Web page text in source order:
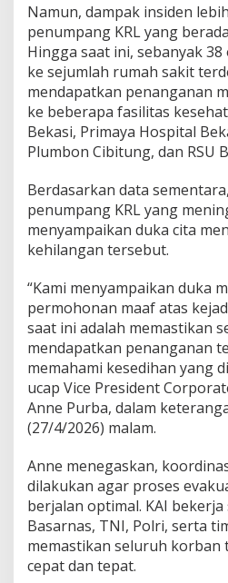
Namun, dampak insiden
penumpang KRL yang
Hingga saat ini, sebanyak
ke sejumlah rumah sakit
mendapatkan penanganan
ke beberapa fasilitas
Bekasi, Primaya Hospital
Plumbon Cibitung, dan RSU
Berdasarkan data
penumpang KRL yang
menyampaikan duka cita
kehilangan tersebut.
“Kami menyampaikan duka
permohonan maaf atas
saat ini adalah memastikan
mendapatkan penanganan
memahami kesedihan yang
ucap Vice President
Anne Purba, dalam
(27/4/2026) malam.
Anne menegaskan,
dilakukan agar proses
berjalan optimal. KAI bekerja
Basarnas, TNI, Polri, serta
memastikan seluruh korban
cepat dan tepat.